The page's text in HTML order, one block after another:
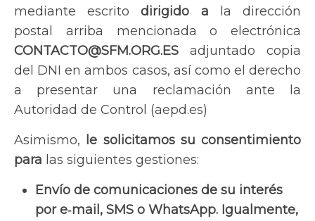
mediante escritodirigido a la dirección
postal arriba mencionada o electrónica
CONTACTO@SFM.ORG.ES adjuntado copia
del DNI en ambos casos, así como el derecho
a presentar una reclamación ante la
Autoridad de Control (aepd.es)
Asimismo,
le solicitamos su consentimiento
para las siguientes gestiones:
Envío de comunicaciones de su interés
por e‐mail, SMS o WhatsApp. Igualmente,